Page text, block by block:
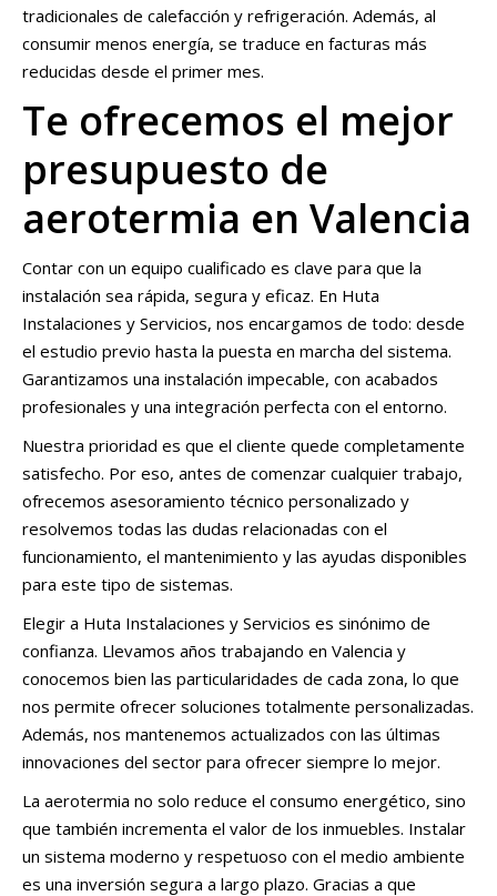
tradicionales de calefacción y refrigeración. Además, al
consumir menos energía, se traduce en facturas más
reducidas desde el primer mes.
Te ofrecemos el mejor
presupuesto de
aerotermia en Valencia
Contar con un equipo cualificado es clave para que la
instalación sea rápida, segura y eficaz. En Huta
Instalaciones y Servicios, nos encargamos de todo: desde
el estudio previo hasta la puesta en marcha del sistema.
Garantizamos una instalación impecable, con acabados
profesionales y una integración perfecta con el entorno.
Nuestra prioridad es que el cliente quede completamente
satisfecho. Por eso, antes de comenzar cualquier trabajo,
ofrecemos asesoramiento técnico personalizado y
resolvemos todas las dudas relacionadas con el
funcionamiento, el mantenimiento y las ayudas disponibles
para este tipo de sistemas.
Elegir a Huta Instalaciones y Servicios es sinónimo de
confianza. Llevamos años trabajando en Valencia y
conocemos bien las particularidades de cada zona, lo que
nos permite ofrecer soluciones totalmente personalizadas.
Además, nos mantenemos actualizados con las últimas
innovaciones del sector para ofrecer siempre lo mejor.
La aerotermia no solo reduce el consumo energético, sino
que también incrementa el valor de los inmuebles. Instalar
un sistema moderno y respetuoso con el medio ambiente
es una inversión segura a largo plazo. Gracias a que